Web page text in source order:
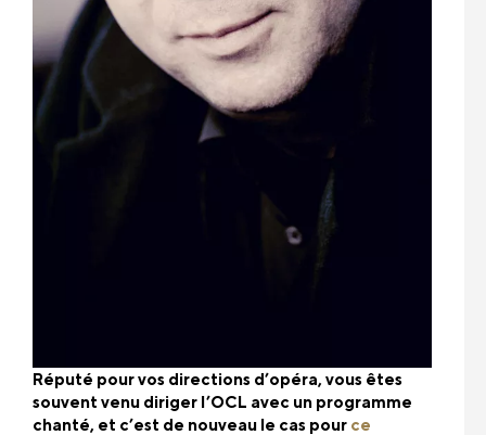
Réputé pour vos directions d’opéra, vous êtes
souvent venu diriger l’OCL avec un programme
chanté, et c’est de nouveau le cas pour ce